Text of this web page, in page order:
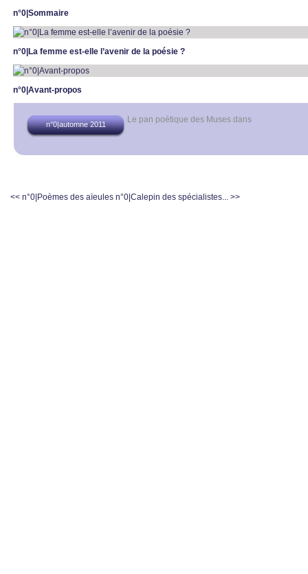
n°0|Sommaire
n°0|La femme est-elle l’avenir de la poésie ?
n°0|Avant-propos
Le pan poétique des Muses dans
n°0|automne 2011
<< n°0|Poèmes des aïeules n°0|Calepin des spécialistes... >>